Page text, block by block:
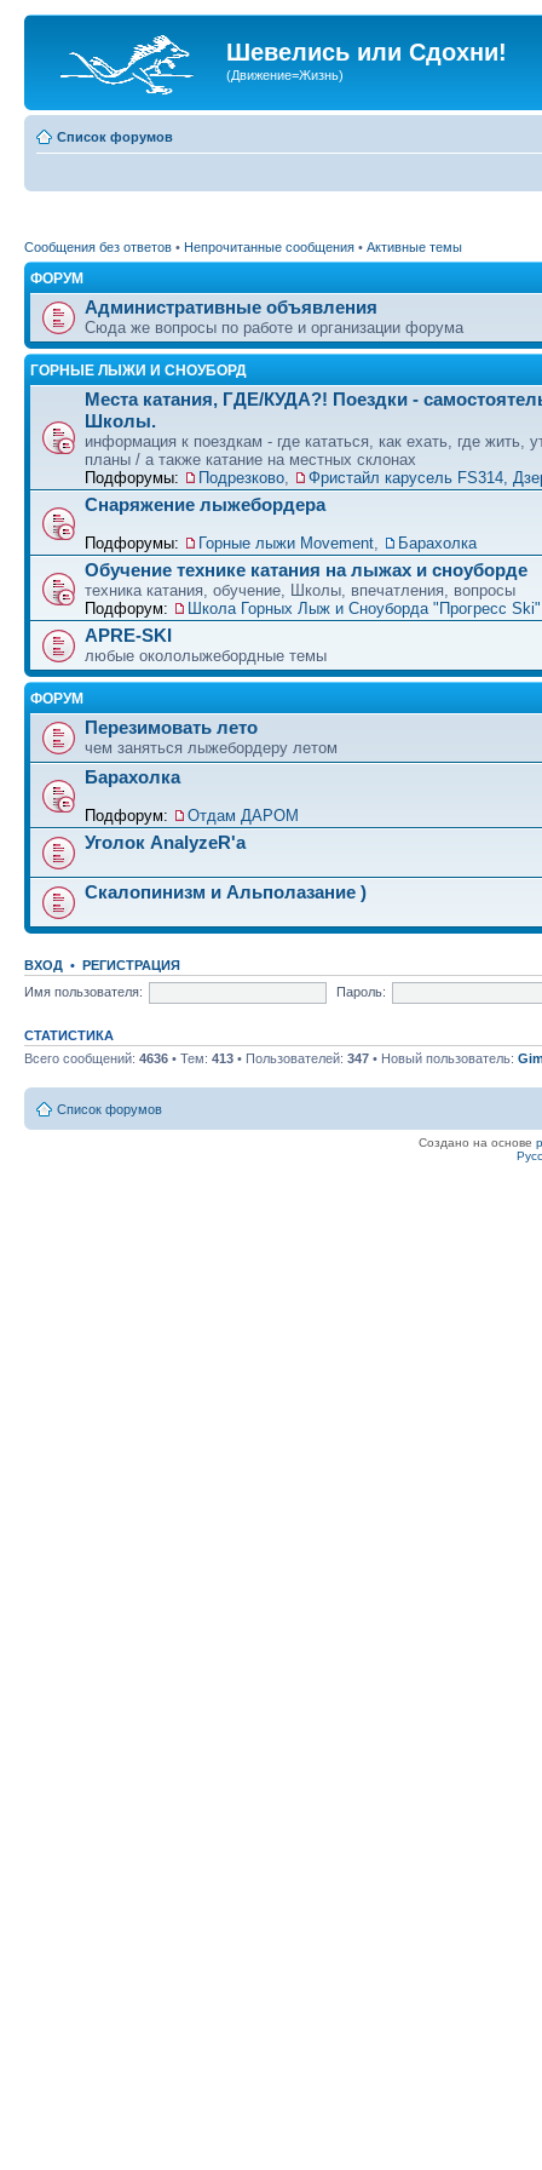
Шевелись или Сдохни!
(Движение=Жизнь)
Список форумов
Сообщения без ответов • Непрочитанные сообщения • Активные темы
ФОРУМ
Административные объявления
Сюда же вопросы по работе и организации форума
ГОРНЫЕ ЛЫЖИ И СНОУБОРД
Места катания, ГДЕ/КУДА?! Поездки -
Школы.
информация к поездкам - где кататься, как ехать, где жить,
планы / а также катание на местных склонах
Подфорумы:
Подрезково, Фристайл карусель FS314,
Снаряжение лыжебордера
Подфорумы: Горные лыжи Movement, Барахолка
Обучение технике катания на лыжах и сноуборде
техника катания, обучение, Школы, впечатления, вопросы
Подфорум:
Школа Горных Лыж и Сноуборда "Прогресс
APRE-SKI
любые окололыжебордные темы
ФОРУМ
Перезимовать лето
чем заняться лыжебордеру летом
Барахолка
Подфорум: Отдам ДАРОМ
Уголок AnalyzeR'а
Скалопинизм и Альполазание )
ВХОД • РЕГИСТРАЦИЯ
Имя пользователя:
Пароль:
СТАТИСТИКА
Всего сообщений: 4636 • Тем: 413 • Пользователей: 347 • Новый пользователь:
Список форумов
Создано на основе